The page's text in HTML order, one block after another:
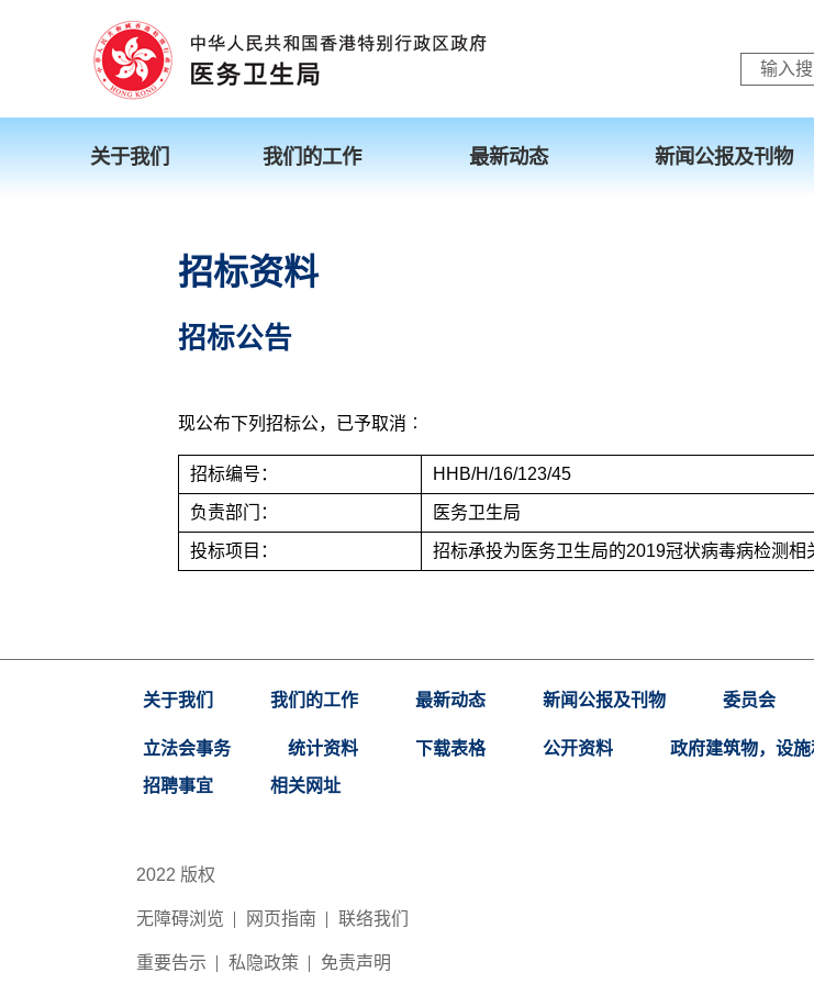
关于我们 我们的工作 最新动态 新闻公报及刊物
招标资料
招标公告
现公布下列招标公，已予取消︰
招标编号： HHB/H/16/123/45
负责部门： 医务卫生局
投标项目： 招标承投为医务卫生局的2019冠状病毒病检测相
关于我们 我们的工作 最新动态 新闻公报及刊物 委员会
立法会事务 统计资料 下载表格 公开资料 政府建筑物，设
招聘事宜
相关网址
2022 版权
无障碍浏览 网页指南 联络我们
重要告示 私隐政策 免责声明